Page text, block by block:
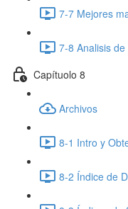
7-7 Mejores
7-8 Analisis
Capítuolo 8
Archivos
8-1 Intro y
8-2 Índice de